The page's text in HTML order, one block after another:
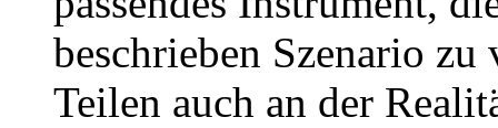
beschrieben Szenario
Teilen auch an der